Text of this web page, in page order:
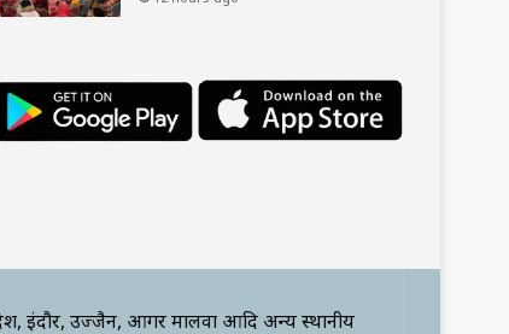
इंदौर, उज्जैन, आगर मालवा आदि अन्य स्थानीय